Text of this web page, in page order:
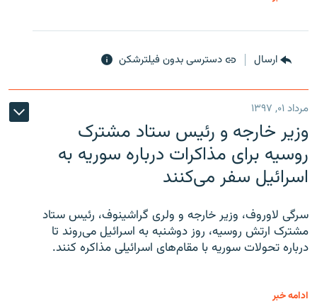
ارسال دسترسی بدون فیلترشکن
مرداد ۰۱, ۱۳۹۷
وزیر خارجه و رئیس‌ ستاد مشترک
روسیه برای مذاکرات درباره سوریه به
اسرائیل سفر می‌کنند
سرگی لاوروف، وزیر خارجه و ولری گراشینوف، رئیس ستاد
مشترک ارتش روسیه، روز دوشنبه به اسرائیل می‌روند تا
درباره تحولات سوریه با مقام‌های اسرائیلی مذاکره کنند.
ادامه خبر